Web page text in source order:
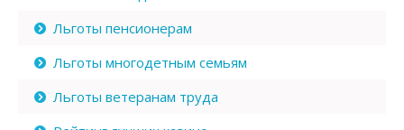
Льготы пенсионерам
Льготы многодетным семьям
Льготы ветеранам труда